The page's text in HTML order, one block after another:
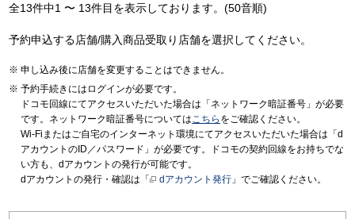
全13件中1 〜 13件目を表示しております。(50音順)
予約申込する店舗/購入商品受取り店舗を選択してください。
申し込み後に店舗を変更することはできません。
予約手続きにはログインが必要です。
ドコモ回線にてアクセスいただいた場合は「ネットワーク暗証番号」が必要
です。ネットワーク暗証番号についてはこちら をご確認ください。
Wi-Fiまたはご自宅のインターネット環境にてアクセスいただいた場合は「d
アカウントのID／パスワード」が必要です。ドコモの契約回線をお持ちでな
い方も、dアカウントの発行が可能です。
dアカウントの発行・確認は「
dアカウント発行 」でご確認ください。